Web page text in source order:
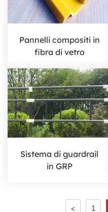
Pannelli compositi in
fibra di vetro
Sistema di guardrail
in GRP
< 1